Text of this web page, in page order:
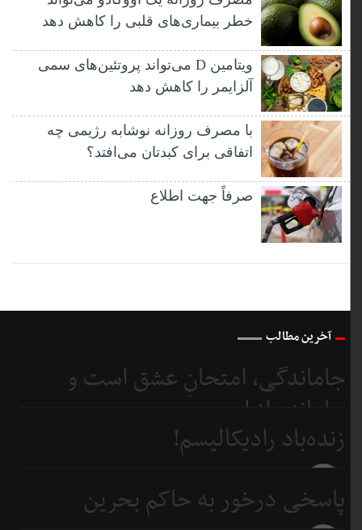
خطر بیماری‌های قلبی را کاهش دهد
ویتامین D می‌تواند پروتئین‌های سمی
آلزایمر را کاهش دهد
با مصرف روزانه نوشابه رژیمی چه
اتفاقی برای کبدتان می‌افتد؟
صرفاً جهت اطلاع
آخرین مطالب
جاماندگی، امتحانِ عشق است و
جامانده از اربعین...
3 روز
زنده‌باد رادیکالیسم!
پاسخی درخور به حاکم بحرین